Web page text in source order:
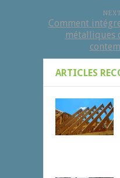
Comment
métalliques
ARTICLES